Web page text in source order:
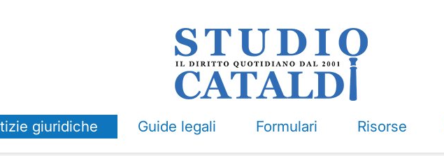
giuridiche Guide legali Formulari Risorse